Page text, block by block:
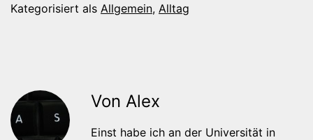
Kategorisiert als Allgemein, Alltag
Von Alex
Einst habe ich an der Universität in